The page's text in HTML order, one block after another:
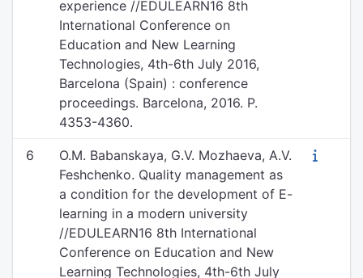
experience //EDULEARN16 8th
International Conference on
Education and New Learning
Technologies, 4th-6th July 2016,
Barcelona (Spain) : conference
proceedings. Barcelona, 2016. P.
4353-4360.
6
O.M. Babanskaya, G.V. Mozhaeva, A.V.
Feshchenko. Quality management as
a condition for the development of E-
learning in a modern university
//EDULEARN16 8th International
Conference on Education and New
Learning Technologies, 4th-6th July